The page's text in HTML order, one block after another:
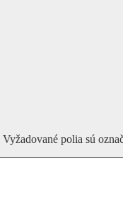
Vyžadované polia sú